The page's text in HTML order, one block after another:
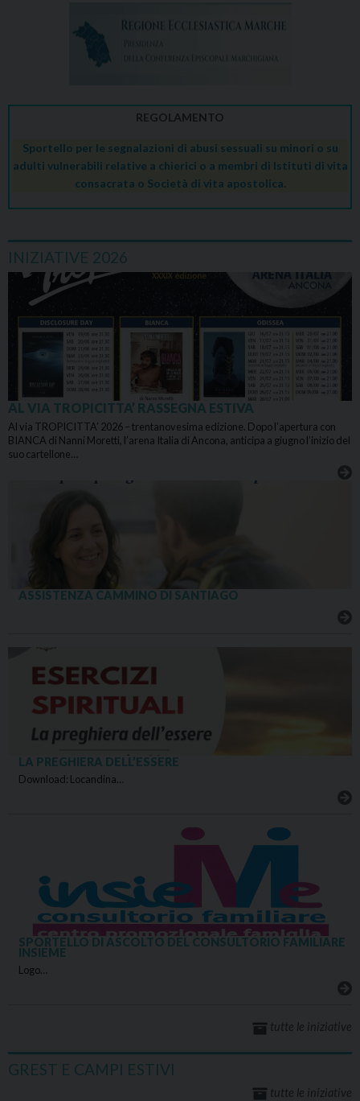
REGOLAMENTO
Sportello per le segnalazioni di abusi sessuali su minori o su
adulti vulnerabili relative a chierici o a membri di Istituti di vita
consacrata o Società di vita apostolica.
INIZIATIVE 2026
AL VIA TROPICITTA’ RASSEGNA ESTIVA
Al via TROPICITTA’ 2026 – trentanovesima edizione. Dopo l’apertura con
BIANCA di Nanni Moretti, l’arena Italia di Ancona, anticipa a giugno l’inizio del
suo cartellone…
ASSISTENZA CAMMINO DI SANTIAGO
LA PREGHIERA DELL’ESSERE
Download: Locandina…
SPORTELLO DI ASCOLTO DEL CONSULTORIO FAMILIARE
INSIEME
Logo…
tutte le iniziative
GREST E CAMPI ESTIVI
tutte le iniziative